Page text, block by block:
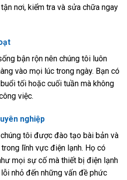
nơi, kiểm tra và sửa chữa ngay
bận rộn nên chúng tôi luôn
vào mọi lúc trong ngày. Bạn có
tối hoặc cuối tuần mà không
việc.
nghiệp
tôi được đào tạo bài bản và
lĩnh vực điện lạnh. Họ có
mọi sự cố mà thiết bị điện lạnh
nhỏ đến những vấn đề phức